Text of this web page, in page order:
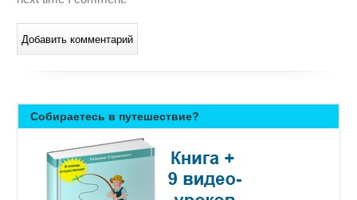
Собираетесь в путешествие?